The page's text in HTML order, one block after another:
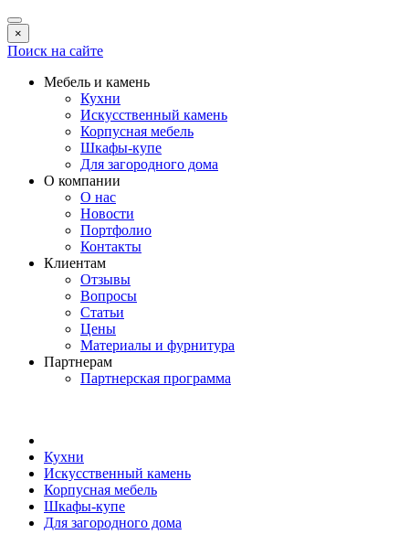
×
Поиск на сайте
Мебель и камень
Кухни
Искусственный камень
Корпусная мебель
Шкафы-купе
Для загородного дома
О компании
О нас
Новости
Портфолио
Контакты
Клиентам
Отзывы
Вопросы
Статьи
Цены
Материалы и фурнитура
Партнерам
Партнерская программа
Кухни
Искусственный камень
Корпусная мебель
Шкафы-купе
Для загородного дома